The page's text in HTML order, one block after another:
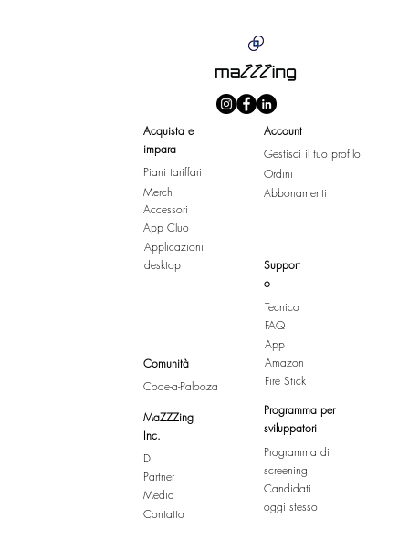
Acquista e
impara
Piani tariffari
Merch
Accessori
App Cluo
Applicazioni
desktop
Comunità
Code-a-Palooza
MaZZZing
Inc.
Di
Partner
Media
Contatto
Account
Gestisci il tuo profilo
Ordini
Abbonamenti
Support
o
Tecnico
FAQ
App
Amazon
Fire Stick
Programma per
sviluppatori
Programma di
screening
Candidati
oggi stesso